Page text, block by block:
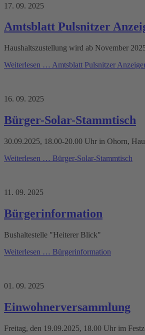
17. 09. 2025
Amtsblatt Pulsnitzer
Haushaltszustellung wird ab November
Weiterlesen … Amtsblatt Pulsnitzer
16. 09. 2025
Bürger-Solar-Stammtisch
30.09.2025, 18.00-20.00 Uhr in Ohorn,
Weiterlesen … Bürger-Solar-Stammtisch
11. 09. 2025
Bürgerinformation
Bushaltestelle "Heiterer Blick"
Weiterlesen … Bürgerinformation
01. 09. 2025
Einwohnerversammlung
Freitag, den 19.09.2025, 18.00 Uhr im